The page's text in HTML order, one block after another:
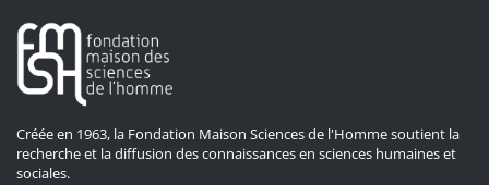
Créée en 1963, la Fondation Maison Sciences de l'Homme soutient la
recherche et la diffusion des connaissances en sciences humaines et
sociales.